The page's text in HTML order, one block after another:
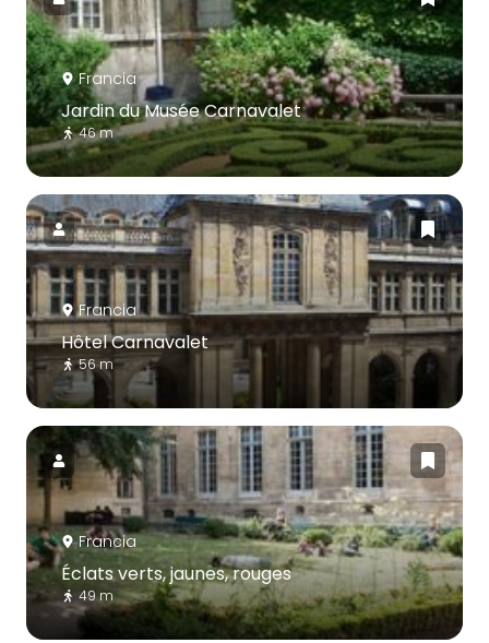
Francia
Jardin du Musée Carnavalet
46 m
Francia
Hôtel Carnavalet
56 m
Francia
Éclats verts, jaunes, rouges
49 m